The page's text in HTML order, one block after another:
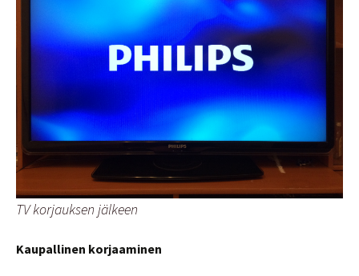
TV korjauksen jälkeen
Kaupallinen korjaaminen